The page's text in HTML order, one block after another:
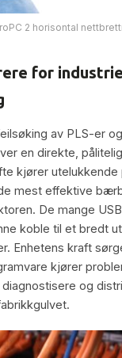
2 horisontal
for
av PLS-er
en direkte,
kjører utelukkende
mest effektive
De mange
koble til et bredt
Enhetens kraft
kjører
og